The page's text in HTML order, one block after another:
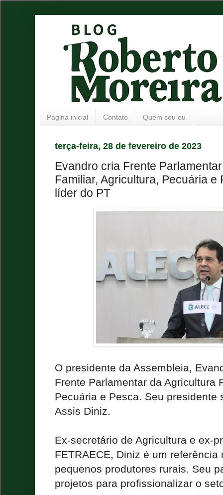
Página inicial Contato Quem sou eu
terça-feira, 28 de fevereiro de 2023
Evandro cria Frente
Familiar, Agricultura, Pecuária e
líder do PT
O presidente da Assembleia,
Frente Parlamentar da Agricultura
Pecuária e Pesca. Seu presidente
Assis Diniz.
Ex-secretário de Agricultura e ex-
FETRAECE, Diniz é um
pequenos produtores rurais. Seu
projetos para profissionalizar o